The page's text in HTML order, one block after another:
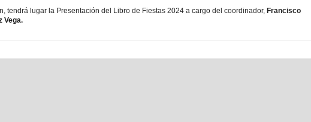
tendrá lugar la Presentación del Libro de Fiestas 2024 a cargo del coordinador, Francisco
Vega.